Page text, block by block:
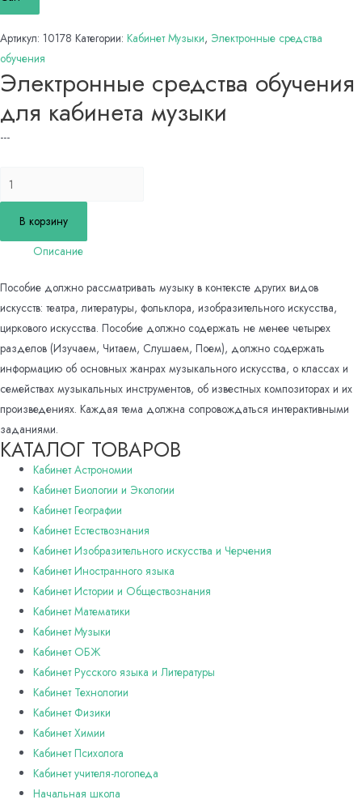
Артикул: 10178 Категории: Кабинет Музыки, Электронные средства
обучения
Электронные средства обучения
для кабинета музыки
---
Количество
Электронные
средства
обучения
музыки
В корзину
Описание
Пособие должно рассматривать музыку в контексте других видов
искусств: театра, литературы, фольклора, изобразительного искусства,
циркового искусства. Пособие должно содержать не менее четырех
разделов (Изучаем, Читаем, Слушаем, Поем), должно содержать
информацию об основных жанрах музыкального искусства, о классах и
семействах музыкальных инструментов, об известных композиторах и их
произведениях. Каждая тема должна сопровождаться интерактивными
заданиями.
КАТАЛОГ ТОВАРОВ
Кабинет Астрономии
Кабинет Биологии и Экологии
Кабинет Географии
Кабинет Естествознания
Кабинет Изобразительного искусства и Черчения
Кабинет Иностранного языка
Кабинет Истории и Обществознания
Кабинет Математики
Кабинет Музыки
Кабинет ОБЖ
Кабинет Русского языка и Литературы
Кабинет Технологии
Кабинет Физики
Кабинет Химии
Кабинет Психолога
Кабинет учителя-логопеда
Начальная школа